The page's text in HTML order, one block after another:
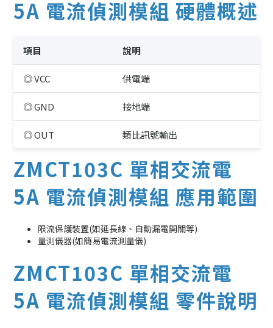
5A 電流偵測模組 硬體概述
項目 說明
◎ VCC 供電端
◎ GND 接地端
◎ OUT 類比訊號輸出
ZMCT103C 單相交流電
5A 電流偵測模組 應用範圍
限流保護裝置(如延長線、自動漏電開關等)
量測儀器(如簡易電流測量儀)
ZMCT103C 單相交流電
5A 電流偵測模組 零件說明